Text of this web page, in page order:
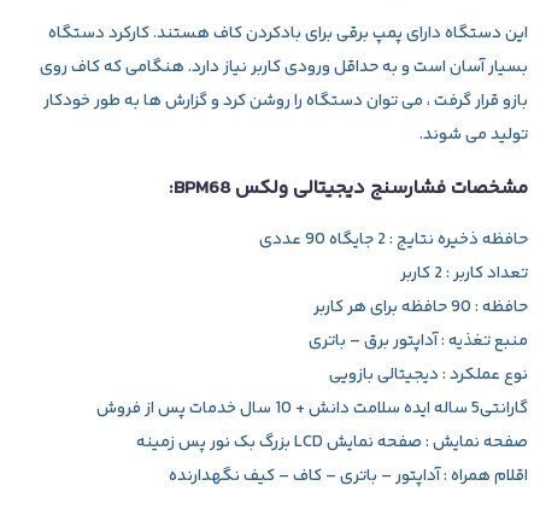
این دستگاه دارای پمپ برقی برای بادکردن کاف هستند. کارکرد دستگاه
بسیار آسان است و به حداقل ورودی کاربر نیاز دارد. هنگامی که کاف روی
بازو قرار گرفت ، می توان دستگاه را روشن کرد و گزارش ها به طور خودکار
تولید می شوند.
مشخصات فشارسنج دیجیتالی ولکس BPM68:
حافظه ذخیره نتایج : 2 جایگاه 90 عددی
تعداد کاربر : 2 کاربر
حافظه : 90 حافظه برای هر کاربر
منبع تغذیه : آداپتور برق – باتری
نوع عملکرد : دیجیتالی بازویی
گارانتی5 ساله ایده سلامت دانش + 10 سال خدمات پس از فروش
صفحه نمایش : صفحه نمایش LCD بزرگ بک نور پس زمینه
اقلام همراه : آداپتور – باتری – کاف – کیف نگهدارنده